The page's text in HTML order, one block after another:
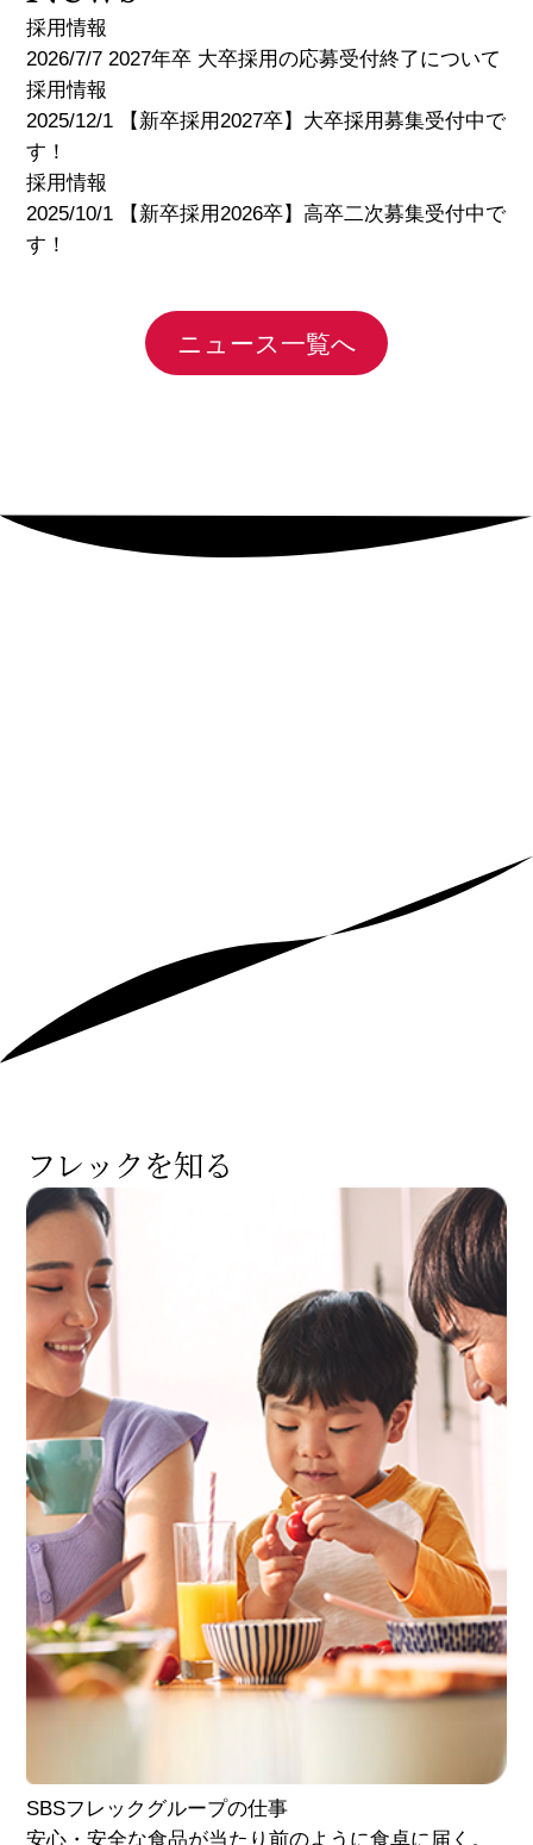
採用情報
2026/7/7 2027年卒 大卒採用の応募受付終了について
採用情報
2025/12/1 【新卒採用2027卒】大卒採用募集受付中で
す！
採用情報
2025/10/1 【新卒採用2026卒】高卒二次募集受付中で
す！
ニュース一覧へ
フレックを知る
SBSフレック グループの仕事
安心・安全な食品が当たり前のように食卓に届く。